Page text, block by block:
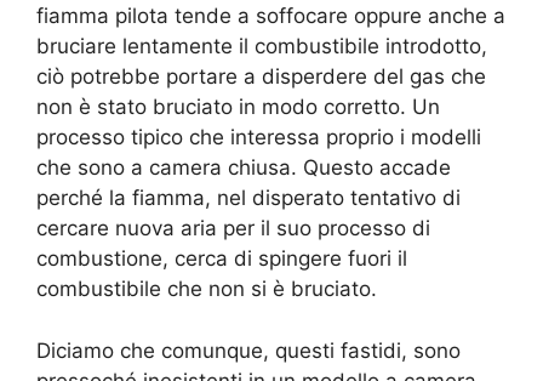
fiamma pilota tende a soffocare oppure anche a
bruciare lentamente il combustibile introdotto,
ciò potrebbe portare a disperdere del gas che
non è stato bruciato in modo corretto. Un
processo tipico che interessa proprio i modelli
che sono a camera chiusa. Questo accade
perché la fiamma, nel disperato tentativo di
cercare nuova aria per il suo processo di
combustione, cerca di spingere fuori il
combustibile che non si è bruciato.
Diciamo che comunque, questi fastidi, sono